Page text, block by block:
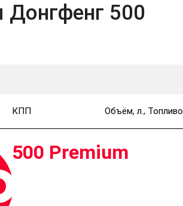
Донгфенг 500
КПП Объём, л., Топливо
500 Premium